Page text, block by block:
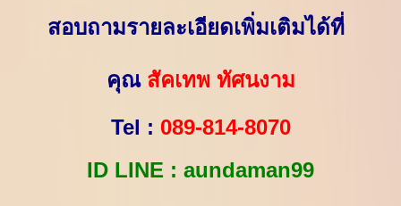
สอบถามรายละเอียดเพิ่มเติมได้ที่
คุณสัคเทพ ทัศนงาม
Tel : 089-814-8070
ID LINE : aundaman99